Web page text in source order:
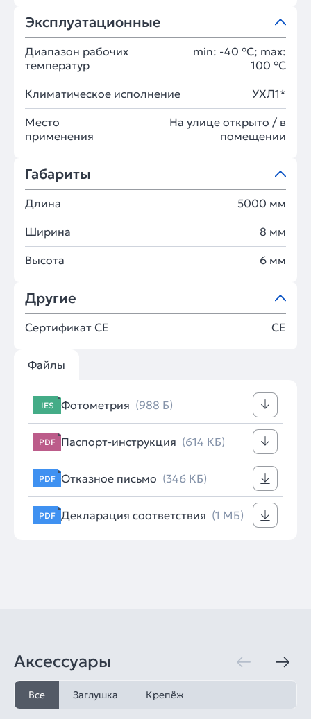
Эксплуатационные
Диапазон рабочих
температур
min: -40 °C; max:
100 °C
Климатическое исполнение УХЛ1*
Место
применения
На улице открыто / в
помещении
Габариты
Длина 5000 мм
Ширина 8 мм
Высота 6 мм
Другие
Сертификат CE CE
Файлы
IES Фотометрия (988 Б)
PDF Паспорт-инструкция (614 КБ)
PDF Отказное письмо (346 КБ)
PDF Декларация соответствия (1 МБ)
Аксессуары
Все Заглушка Крепёж